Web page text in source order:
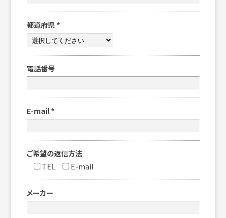
都道府県 *
電話番号
E-mail *
ご希望の返信方法
TEL
E-mail
メーカー